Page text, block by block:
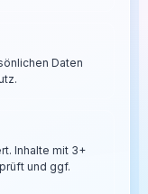
Daten
Inhalte mit 3+
und ggf.